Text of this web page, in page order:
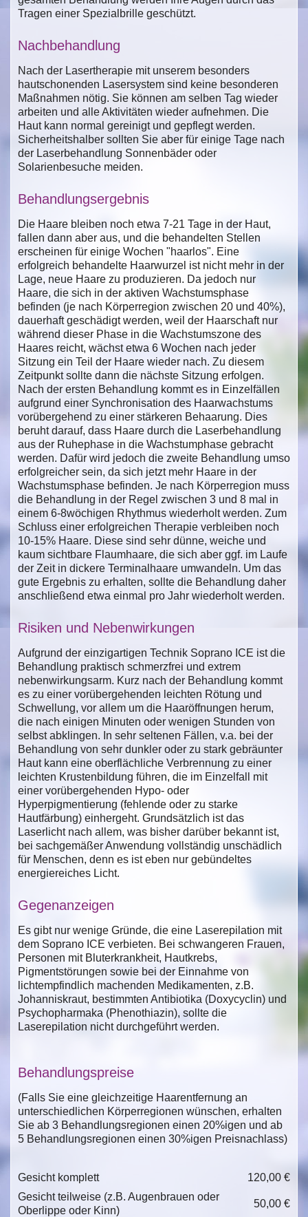
Tragen einer Spezialbrille geschützt.
Nachbehandlung
Nach der Lasertherapie mit unserem besonders
hautschonenden Lasersystem sind keine besonderen
Maßnahmen nötig. Sie können am selben Tag wieder
arbeiten und alle Aktivitäten wieder aufnehmen. Die
Haut kann normal gereinigt und gepflegt werden.
Sicherheitshalber sollten Sie aber für einige Tage nach
der Laserbehandlung Sonnenbäder oder
Solarienbesuche meiden.
Behandlungsergebnis
Die Haare bleiben noch etwa 7-21 Tage in der Haut,
fallen dann aber aus, und die behandelten Stellen
erscheinen für einige Wochen "haarlos". Eine
erfolgreich behandelte Haarwurzel ist nicht mehr in der
Lage, neue Haare zu produzieren. Da jedoch nur
Haare, die sich in der aktiven Wachstumsphase
befinden (je nach Körperregion zwischen 20 und 40%),
dauerhaft geschädigt werden, weil der Haarschaft nur
während dieser Phase in die Wachstumszone des
Haares reicht, wächst etwa 6 Wochen nach jeder
Sitzung ein Teil der Haare wieder nach. Zu diesem
Zeitpunkt sollte dann die nächste Sitzung erfolgen.
Nach der ersten Behandlung kommt es in Einzelfällen
aufgrund einer Synchronisation des Haarwachstums
vorübergehend zu einer stärkeren Behaarung. Dies
beruht darauf, dass Haare durch die Laserbehandlung
aus der Ruhephase in die Wachstumphase gebracht
werden. Dafür wird jedoch die zweite Behandlung umso
erfolgreicher sein, da sich jetzt mehr Haare in der
Wachstumsphase befinden. Je nach Körperregion muss
die Behandlung in der Regel zwischen 3 und 8 mal in
einem 6-8wöchigen Rhythmus wiederholt werden. Zum
Schluss einer erfolgreichen Therapie verbleiben noch
10-15% Haare. Diese sind sehr dünne, weiche und
kaum sichtbare Flaumhaare, die sich aber ggf. im Laufe
der Zeit in dickere Terminalhaare umwandeln. Um das
gute Ergebnis zu erhalten, sollte die Behandlung daher
anschließend etwa einmal pro Jahr wiederholt werden.
Risiken und Nebenwirkungen
Aufgrund der einzigartigen Technik Soprano ICE ist die
Behandlung praktisch schmerzfrei und extrem
nebenwirkungsarm. Kurz nach der Behandlung kommt
es zu einer vorübergehenden leichten Rötung und
Schwellung, vor allem um die Haaröffnungen herum,
die nach einigen Minuten oder wenigen Stunden von
selbst abklingen. In sehr seltenen Fällen, v.a. bei der
Behandlung von sehr dunkler oder zu stark gebräunter
Haut kann eine oberflächliche Verbrennung zu einer
leichten Krustenbildung führen, die im Einzelfall mit
einer vorübergehenden Hypo- oder
Hyperpigmentierung (fehlende oder zu starke
Hautfärbung) einhergeht. Grundsätzlich ist das
Laserlicht nach allem, was bisher darüber bekannt ist,
bei sachgemäßer Anwendung vollständig unschädlich
für Menschen, denn es ist eben nur gebündeltes
energiereiches Licht.
Gegenanzeigen
Es gibt nur wenige Gründe, die eine Laserepilation mit
dem Soprano ICE verbieten. Bei schwangeren Frauen,
Personen mit Bluterkrankheit, Hautkrebs,
Pigmentstörungen sowie bei der Einnahme von
lichtempfindlich machenden Medikamenten, z.B.
Johanniskraut, bestimmten Antibiotika (Doxycyclin) und
Psychopharmaka (Phenothiazin), sollte die
Laserepilation nicht durchgeführt werden.
Behandlungspreise
(Falls Sie eine gleichzeitige Haarentfernung an
unterschiedlichen Körperregionen wünschen, erhalten
Sie ab 3 Behandlungsregionen einen 20%igen und ab
5 Behandlungsregionen einen 30%igen Preisnachlass)
Gesicht komplett
120,00 €
Gesicht teilweise (z.B. Augenbrauen oder
Oberlippe oder Kinn)
50,00 €